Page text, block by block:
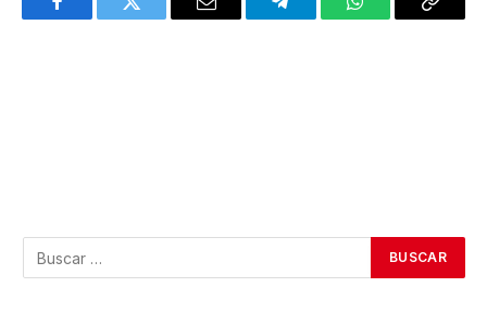
FacebookTwitter Email TelegramWhatsAppCopy